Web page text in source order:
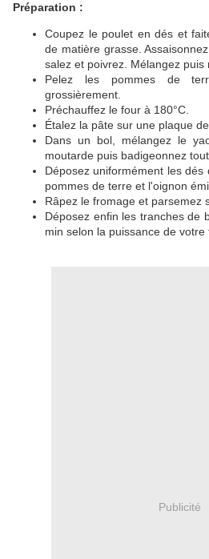
Préparation :
Coupez le poulet en dés et
de matière grasse.
salez et poivrez. Mélangez puis
Pelez les pommes de
grossièrement.
Préchauffez le four à 180°C.
Étalez la pâte sur une plaque de
Dans un bol, mélangez le
moutarde puis badigeonnez
Déposez uniformément les
pommes de terre et l'oignon
Râpez le fromage et parsemez
Déposez enfin les tranches de
min selon la puissance de votre
Publicité